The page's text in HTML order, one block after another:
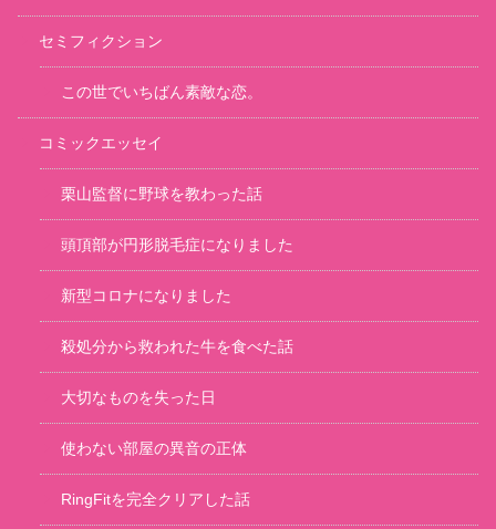
セミフィクション
この世でいちばん素敵な恋。
コミックエッセイ
栗山監督に野球を教わった話
頭頂部が円形脱毛症になりました
新型コロナになりました
殺処分から救われた牛を食べた話
大切なものを失った日
使わない部屋の異音の正体
RingFitを完全クリアした話